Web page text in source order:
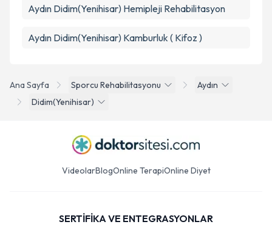
Ana Sayfa Sporcu Rehabilitasyonu
Aydın
Didim(Yenihisar)
Aydın Didim(Yenihisar) Hemipleji Rehabilitasyon
Aydın Didim(Yenihisar) Kamburluk ( Kifoz )
VideolarBlogOnline TerapiOnline Diyet
SERTİFİKA VE ENTEGRASYONLAR